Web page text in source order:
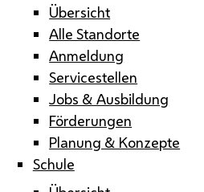
Übersicht
Alle Standorte
Anmeldung
Servicestellen
Jobs & Ausbildung
Förderungen
Planung & Konzepte
Schule